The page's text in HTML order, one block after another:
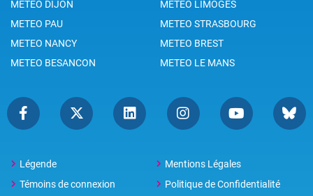
METEO DIJON
METEO LIMOGES
METEO PAU
METEO STRASBOURG
METEO NANCY
METEO BREST
METEO BESANCON
METEO LE MANS
Légende
Mentions Légales
Témoins de connexion
Politique de Confidentialité